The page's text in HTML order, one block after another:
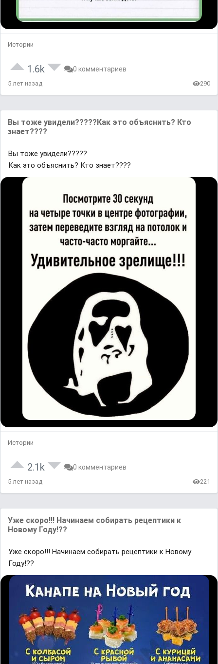
Истории
1.6k 0 комментариев
5 лет назад 290
Вы тоже увидели?????Как это объяснить? Кто
знает????
Вы тоже увидели?????
Как это объяснить? Кто знает????
Истории
2.1k 0 комментариев
5 лет назад 221
Уже скоро!!! Начинаем собирать рецептики к
Новому Году!??
Уже скоро!!! Начинаем собирать рецептики к Новому
Году!??